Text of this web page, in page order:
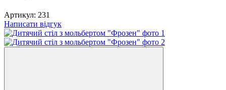
Артикул: 231
Написати відгук